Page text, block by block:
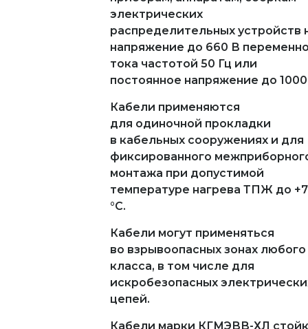
электрических
распределительных устройств
напряжение до 660 В
тока частотой 50 Гц или
постоянное напряжение до
Кабели применяются
для одиночной прокладки
в кабельных сооружениях и для
фиксированного
монтажа при допустимой
температуре нагрева ТПЖ до
°С.
Кабели могут применяться
во взрывоопасных зонах любого
класса, в том числе для
искробезопасных
цепей.
Кабели марки КГМЭВВ-ХЛ